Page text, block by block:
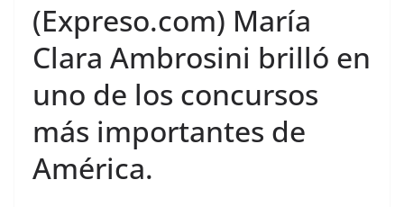
(Expreso.com) María
Clara Ambrosini brilló en
uno de los concursos
más importantes de
América.